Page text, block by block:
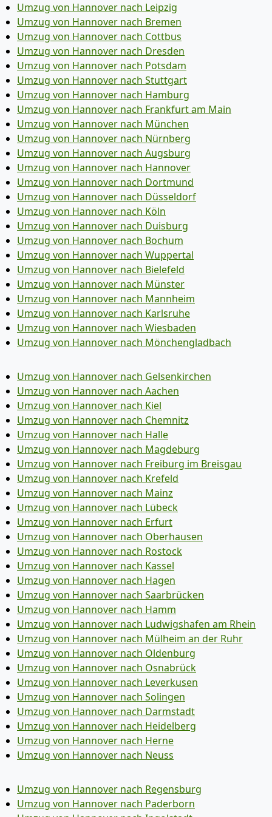
Umzug von Hannover nach Leipzig
Umzug von Hannover nach Bremen
Umzug von Hannover nach Cottbus
Umzug von Hannover nach Dresden
Umzug von Hannover nach Potsdam
Umzug von Hannover nach Stuttgart
Umzug von Hannover nach Hamburg
Umzug von Hannover nach Frankfurt am Main
Umzug von Hannover nach München
Umzug von Hannover nach Nürnberg
Umzug von Hannover nach Augsburg
Umzug von Hannover nach Hannover
Umzug von Hannover nach Dortmund
Umzug von Hannover nach Düsseldorf
Umzug von Hannover nach Köln
Umzug von Hannover nach Duisburg
Umzug von Hannover nach Bochum
Umzug von Hannover nach Wuppertal
Umzug von Hannover nach Bielefeld
Umzug von Hannover nach Münster
Umzug von Hannover nach Mannheim
Umzug von Hannover nach Karlsruhe
Umzug von Hannover nach Wiesbaden
Umzug von Hannover nach Mönchen­gladbach
Umzug von Hannover nach Gelsenkirchen
Umzug von Hannover nach Aachen
Umzug von Hannover nach Kiel
Umzug von Hannover nach Chemnitz
Umzug von Hannover nach Halle
Umzug von Hannover nach Magdeburg
Umzug von Hannover nach Freiburg im Breisgau
Umzug von Hannover nach Krefeld
Umzug von Hannover nach Mainz
Umzug von Hannover nach Lübeck
Umzug von Hannover nach Erfurt
Umzug von Hannover nach Oberhausen
Umzug von Hannover nach Rostock
Umzug von Hannover nach Kassel
Umzug von Hannover nach Hagen
Umzug von Hannover nach Saarbrücken
Umzug von Hannover nach Hamm
Umzug von Hannover nach Ludwigshafen am Rhein
Umzug von Hannover nach Mülheim an der Ruhr
Umzug von Hannover nach Oldenburg
Umzug von Hannover nach Osnabrück
Umzug von Hannover nach Leverkusen
Umzug von Hannover nach Solingen
Umzug von Hannover nach Darmstadt
Umzug von Hannover nach Heidelberg
Umzug von Hannover nach Herne
Umzug von Hannover nach Neuss
Umzug von Hannover nach Regensburg
Umzug von Hannover nach Paderborn